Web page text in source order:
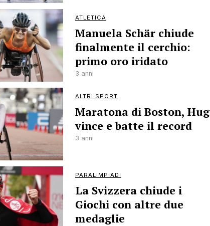
ATLETICA
Manuela Schär chiude
finalmente il cerchio:
primo oro iridato
3 anni
ALTRI SPORT
Maratona di Boston, Hug
vince e batte il record
3 anni
PARALIMPIADI
La Svizzera chiude i
Giochi con altre due
medaglie